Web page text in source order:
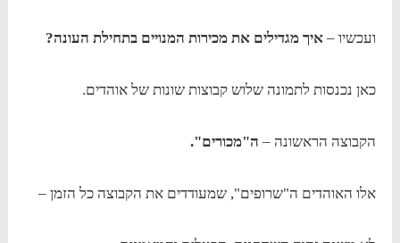
ועכשיו –איך מגדילים את מכירות המנויים בתחילת העונה?
כאן נכנסות לתמונה שלוש קבוצות שונות של אוהדים.
הקבוצה הראשונה – ה"מכורים".
אלו האוהדים ה"שרופים", שמעודדים את הקבוצה כל הזמן –